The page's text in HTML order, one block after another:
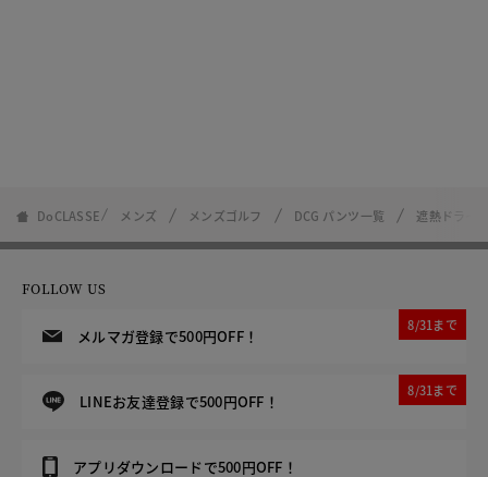
DoCLASSE メンズ メンズゴルフ DCG パンツ一覧 遮熱ドライ
FOLLOW US
メルマガ登録で500円OFF！
8/31まで
LINEお友達登録で500円OFF！
8/31まで
アプリダウンロードで500円OFF！